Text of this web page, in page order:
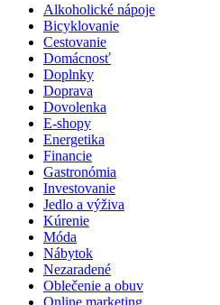
Alkoholické nápoje
Bicyklovanie
Cestovanie
Domácnosť
Doplnky
Doprava
Dovolenka
E-shopy
Energetika
Financie
Gastronómia
Investovanie
Jedlo a výživa
Kúrenie
Móda
Nábytok
Nezaradené
Oblečenie a obuv
Online marketing